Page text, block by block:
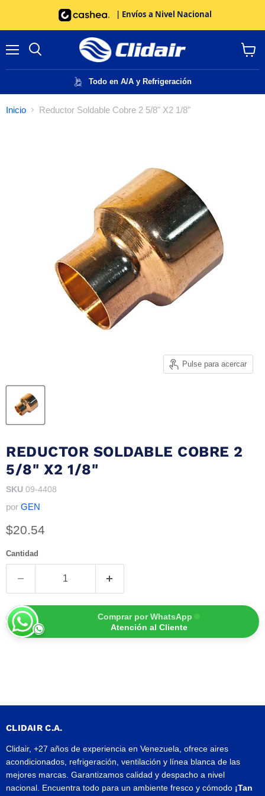
| Envíos a Nivel Nacional
Todo en A/A y Refrigeración
carrito
Inicio Reductor Soldable Cobre 2 5/8" X2 1/8"
Pulse para acercar
REDUCTOR SOLDABLE COBRE 2
5/8" X2 1/8"
SKU 09-4408
por GEN
Precio actual
$20.54
Cantidad
Comprar por WhatsApp
Atención al Cliente
CLIDAIR C.A.
Clidair, +27 años de experiencia en Venezuela, ofrece aires
acondicionados, refrigeración, ventilación y línea blanca de las
mejores marcas. Garantizamos calidad y despacho a nivel
nacional. Encuentra todo para un ambiente fresco y cómodo ¡Tan